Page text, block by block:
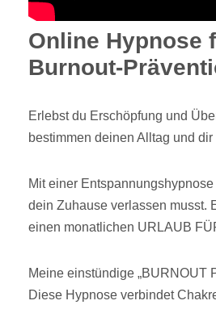
Online Hypnose
Burnout-
Erlebst du Erschöpfung und
bestimmen deinen Alltag und
Mit einer
dein Zuhause verlassen musst.
einen monatlichen URLAUB
Meine einstündige „BURNOUT
Diese Hypnose verbindet